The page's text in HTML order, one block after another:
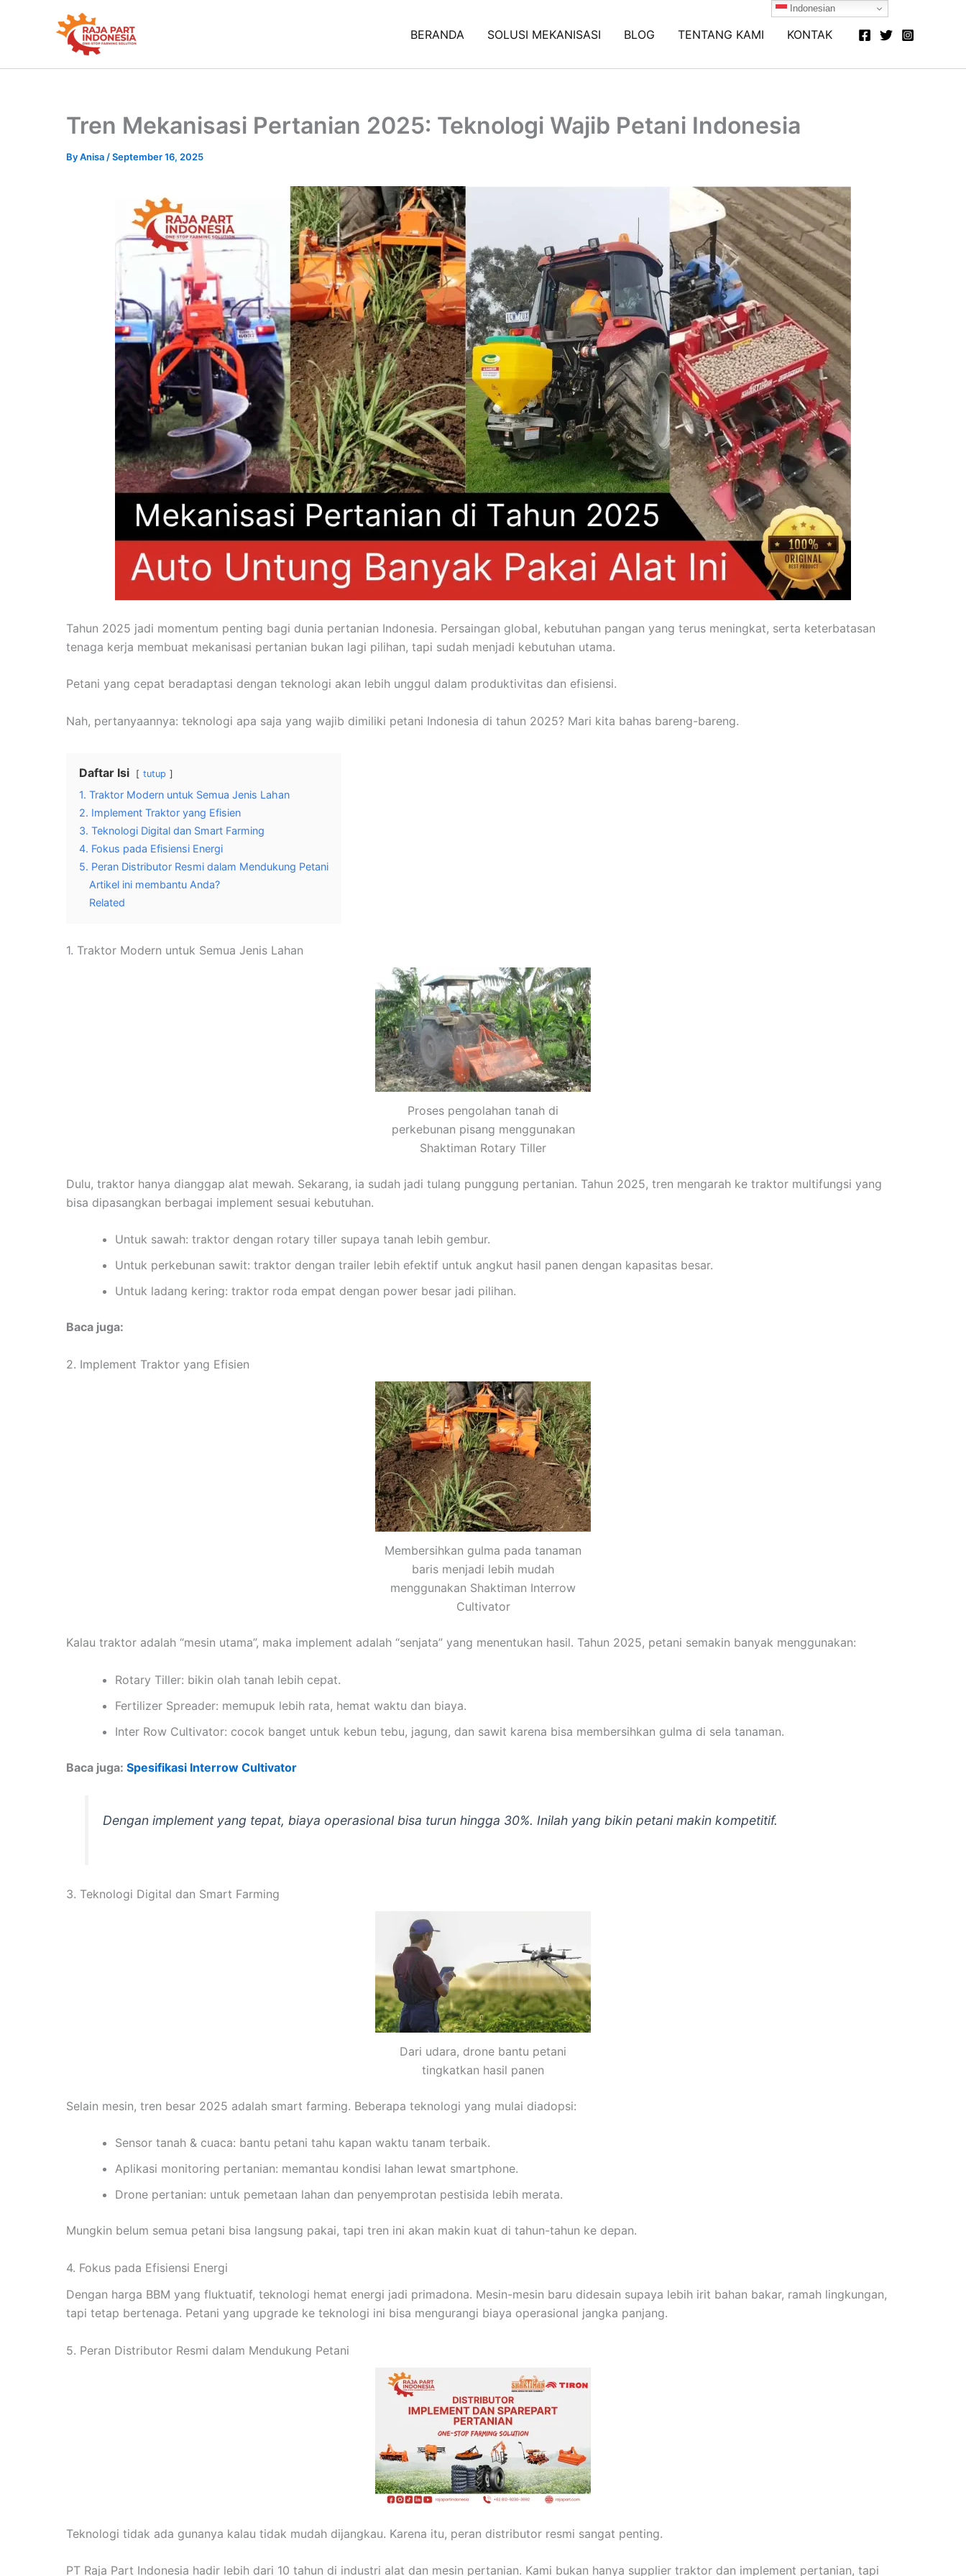
BERANDA SOLUSI MEKANISASI BLOG TENTANG KAMI KONTAK
Tren Mekanisasi Pertanian 2025: Teknologi Wajib Petani Indonesia
ByAnisa /September 16, 2025
Tahun 2025 jadi momentum penting bagi dunia pertanian Indonesia. Persaingan global, kebutuhan pangan yang terus meningkat, serta keterbatasan
tenaga kerja membuat mekanisasi pertanian bukan lagi pilihan, tapi sudah menjadi kebutuhan utama.
Petani yang cepat beradaptasi dengan teknologi akan lebih unggul dalam produktivitas dan efisiensi.
Nah, pertanyaannya: teknologi apa saja yang wajib dimiliki petani Indonesia di tahun 2025? Mari kita bahas bareng-bareng.
Daftar Isi tutup
1. Traktor Modern untuk Semua Jenis Lahan
2. Implement Traktor yang Efisien
3. Teknologi Digital dan Smart Farming
4. Fokus pada Efisiensi Energi
5. Peran Distributor Resmi dalam Mendukung Petani
Artikel ini membantu Anda?
Related
1. Traktor Modern untuk Semua Jenis Lahan
Proses pengolahan tanah di
perkebunan pisang menggunakan
Shaktiman Rotary Tiller
Dulu, traktor hanya dianggap alat mewah. Sekarang, ia sudah jadi tulang punggung pertanian. Tahun 2025, tren mengarah ke traktor multifungsi yang
bisa dipasangkan berbagai implement sesuai kebutuhan.
Untuk sawah: traktor dengan rotary tiller supaya tanah lebih gembur.
Untuk perkebunan sawit: traktor dengan trailer lebih efektif untuk angkut hasil panen dengan kapasitas besar.
Untuk ladang kering: traktor roda empat dengan power besar jadi pilihan.
Baca juga:
2. Implement Traktor yang Efisien
Membersihkan gulma pada tanaman
baris menjadi lebih mudah
menggunakan Shaktiman Interrow
Cultivator
Kalau traktor adalah “mesin utama”, maka implement adalah “senjata” yang menentukan hasil. Tahun 2025, petani semakin banyak menggunakan:
Rotary Tiller: bikin olah tanah lebih cepat.
Fertilizer Spreader: memupuk lebih rata, hemat waktu dan biaya.
Inter Row Cultivator: cocok banget untuk kebun tebu, jagung, dan sawit karena bisa membersihkan gulma di sela tanaman.
Baca juga: Spesifikasi Interrow Cultivator
Dengan implement yang tepat, biaya operasional bisa turun hingga 30%. Inilah yang bikin petani makin kompetitif.
3. Teknologi Digital dan Smart Farming
Dari udara, drone bantu petani
tingkatkan hasil panen
Selain mesin, tren besar 2025 adalah smart farming. Beberapa teknologi yang mulai diadopsi:
Sensor tanah & cuaca: bantu petani tahu kapan waktu tanam terbaik.
Aplikasi monitoring pertanian: memantau kondisi lahan lewat smartphone.
Drone pertanian: untuk pemetaan lahan dan penyemprotan pestisida lebih merata.
Mungkin belum semua petani bisa langsung pakai, tapi tren ini akan makin kuat di tahun-tahun ke depan.
4. Fokus pada Efisiensi Energi
Dengan harga BBM yang fluktuatif, teknologi hemat energi jadi primadona. Mesin-mesin baru didesain supaya lebih irit bahan bakar, ramah lingkungan,
tapi tetap bertenaga. Petani yang upgrade ke teknologi ini bisa mengurangi biaya operasional jangka panjang.
5. Peran Distributor Resmi dalam Mendukung Petani
Teknologi tidak ada gunanya kalau tidak mudah dijangkau. Karena itu, peran distributor resmi sangat penting.
PT Raja Part Indonesia hadir lebih dari 10 tahun di industri alat dan mesin pertanian. Kami bukan hanya supplier traktor dan implement pertanian, tapi
Indonesian